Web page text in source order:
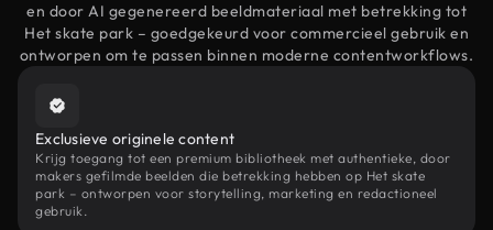
en door AI gegenereerd beeldmateriaal met betrekking tot
Het skate park – goedgekeurd voor commercieel gebruik en
ontworpen om te passen binnen moderne contentworkflows.
Exclusieve originele content
Krijg toegang tot een premium bibliotheek met authentieke, door
makers gefilmde beelden die betrekking hebben op Het skate
park – ontworpen voor storytelling, marketing en redactioneel
gebruik.